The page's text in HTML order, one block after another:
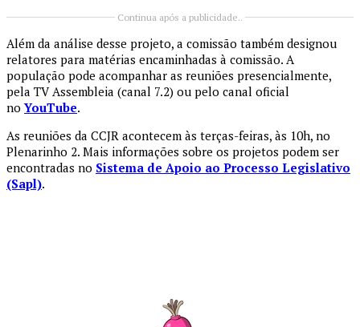
Continua após a publicidade..
Além da análise desse projeto, a comissão também designou
relatores para matérias encaminhadas à comissão. A
população pode acompanhar as reuniões presencialmente,
pela TV Assembleia (canal 7.2) ou pelo canal oficial
noYouTube.
As reuniões da CCJR acontecem às terças-feiras, às 10h, no
Plenarinho 2. Mais informações sobre os projetos podem ser
encontradas no Sistema de Apoio ao Processo Legislativo
(Sapl).